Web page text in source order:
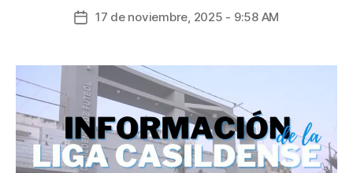
17 de noviembre, 2025 - 9:58 AM